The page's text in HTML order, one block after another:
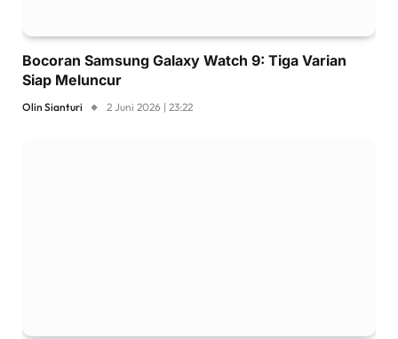
Bocoran Samsung Galaxy Watch 9: Tiga Varian
Siap Meluncur
Olin Sianturi 2 Juni 2026 | 23:22